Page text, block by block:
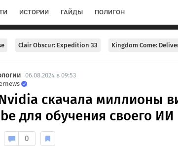
ИСТОРИИ ГАЙДЫ ПОЛИГОН
Clair Obscur: Expedition 33 Kingdom Come:
06.08.2024 в 09:53
скачала миллионы
для обучения своего ИИ
0